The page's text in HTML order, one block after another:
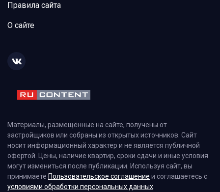
Правила сайта
О сайте
Материалы, размещённые на сайте, получены от
застройщиков или собраны из открытых источников. Сайт
носит информационный характер и не является публичной
офертой. Цены, наличие квартир, сроки сдачи и иные условия
могут измениться после публикации. Используя сайт, вы
принимаете Пользовательское соглашение и соглашаетесь с
условиями обработки персональных данных.